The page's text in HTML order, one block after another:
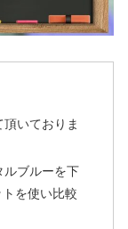
いておりま
ルブルーを下
を使い比較